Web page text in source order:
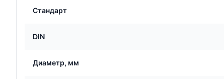
Стандарт
DIN
Диаметр, мм